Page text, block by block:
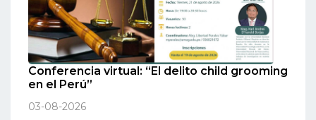
Conferencia virtual: “El delito child grooming
en el Perú”
03-08-2026